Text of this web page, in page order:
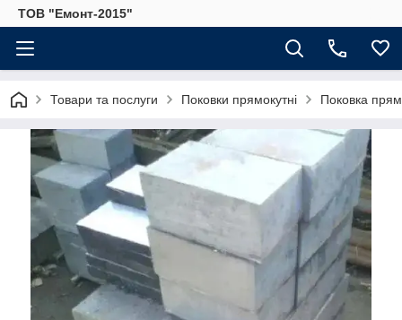
ТОВ "Емонт-2015"
Товари та послуги Поковки прямокутні Поковка